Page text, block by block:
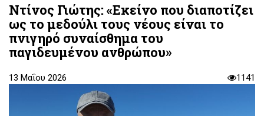
Ντίνος Γιώτης: «Εκείνο που διαποτίζει
ως το μεδούλι τους νέους είναι το
πνιγηρό συναίσθημα του
παγιδευμένου ανθρώπου»
13 Μαΐου 2026 1141